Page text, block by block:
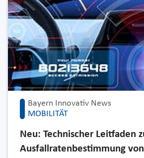
Bayern Innovativ News
MOBILITÄT
Neu: Technischer Leitfaden
Ausfallratenbestimmung